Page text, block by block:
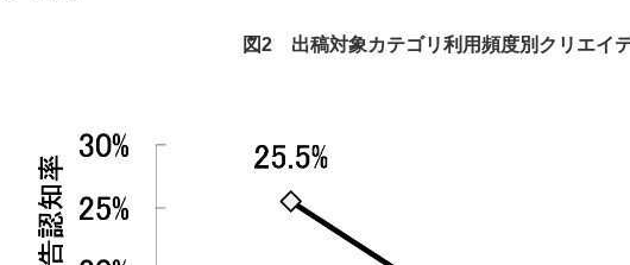
図2 出稿対象カテゴリ利用頻度別クリエイ